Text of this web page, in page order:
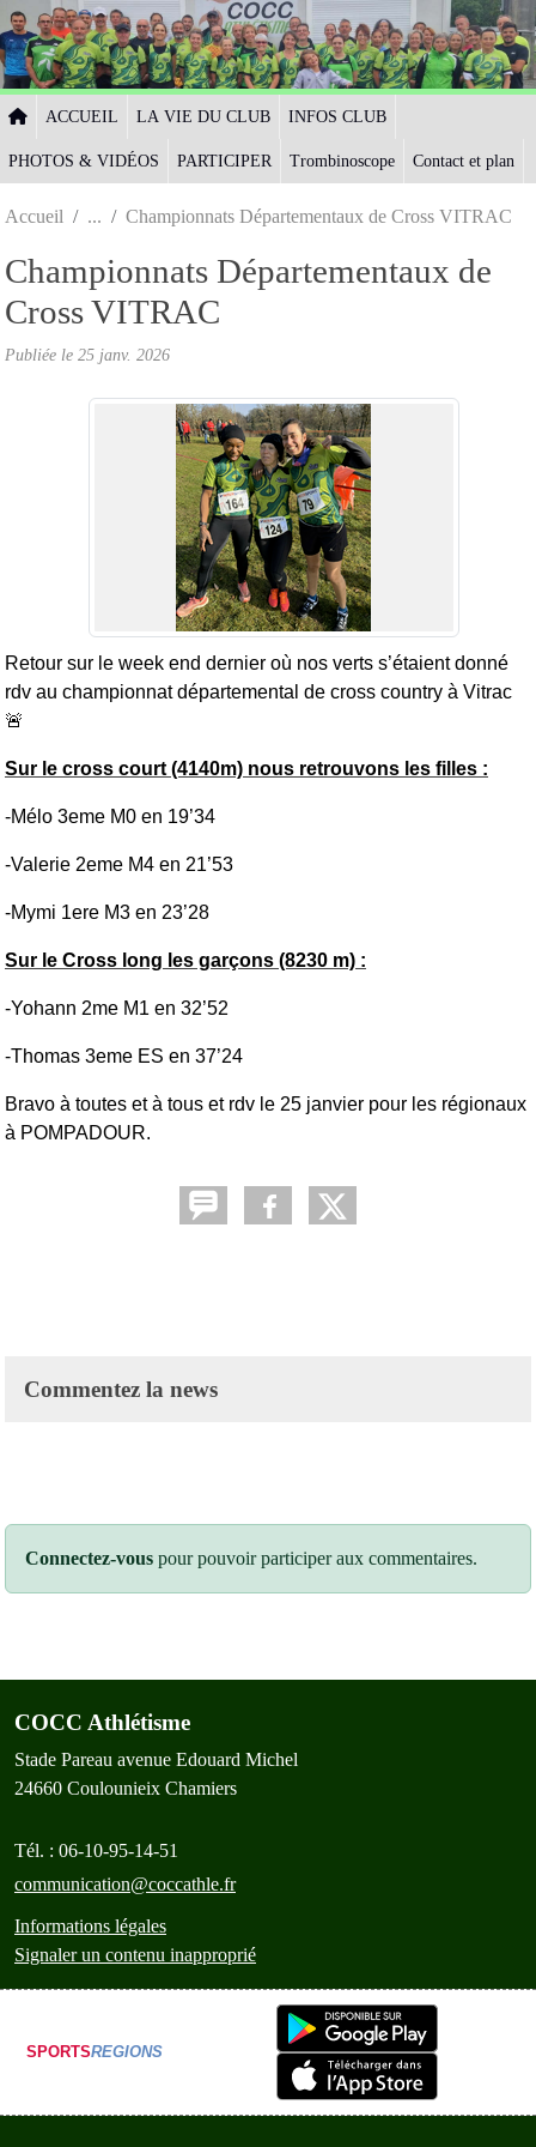
ACCUEIL LA VIE DU CLUB INFOS CLUB
PHOTOS & VIDÉOS PARTICIPER Trombinoscope Contact et plan
Accueil Championnats Départementaux de Cross VITRAC
Championnats Départementaux de
Cross VITRAC
Publiée le 25 janv. 2026
Retour sur le week end dernier où nos verts s’étaient donné
rdv au championnat départemental de cross country à Vitrac
🚨
Sur le cross court (4140m) nous retrouvons les filles :
-Mélo 3eme M0 en 19’34
-Valerie 2eme M4 en 21’53
-Mymi 1ere M3 en 23’28
Sur le Cross long les garçons (8230 m) :
-Yohann 2me M1 en 32’52
-Thomas 3eme ES en 37’24
Bravo à toutes et à tous et rdv le 25 janvier pour les régionaux
à POMPADOUR.
Commentez la news
Connectez-vous pour pouvoir participer aux commentaires.
COCC Athlétisme
Stade Pareau avenue Edouard Michel
24660 Coulounieix Chamiers
Tél. : 06-10-95-14-51
communication@coccathle.fr
Informations légales
Signaler un contenu inapproprié
SPORTSREGIONS
Panneau de gestion des cookies